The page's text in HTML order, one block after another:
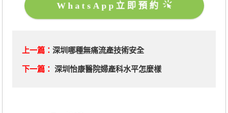
WhatsApp立即預約
上一篇： 深圳哪種無痛流產技術安全
下一篇： 深圳怡康醫院婦產科水平怎麼樣